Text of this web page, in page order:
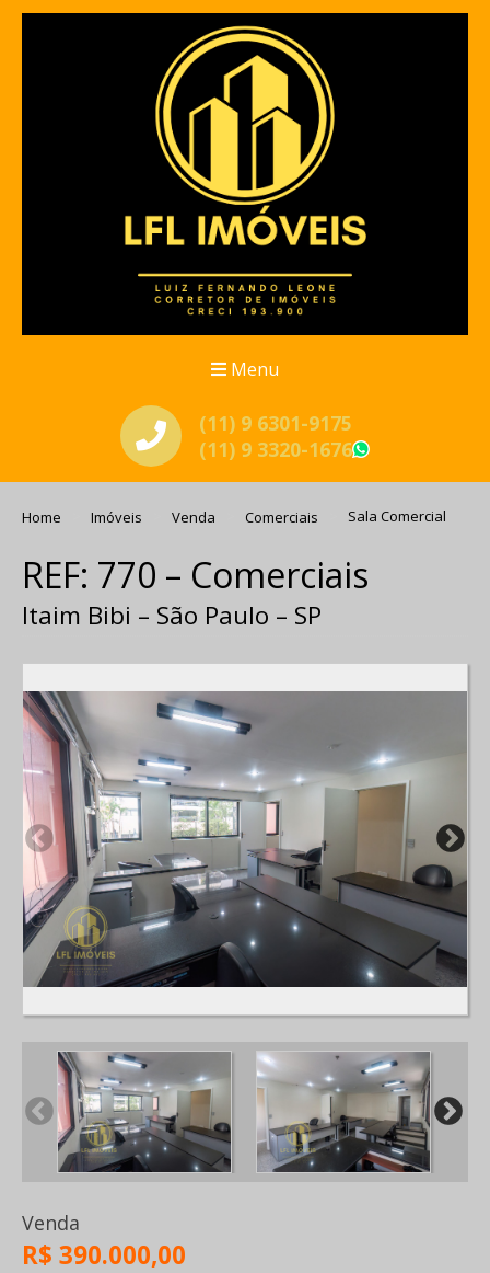
Menu
(11) 9 6301-9175
(11) 9 3320-1676
Home Imóveis Venda Comerciais Sala Comercial
REF: 770 – Comerciais
Itaim Bibi – São Paulo – SP
Venda
R$ 390.000,00